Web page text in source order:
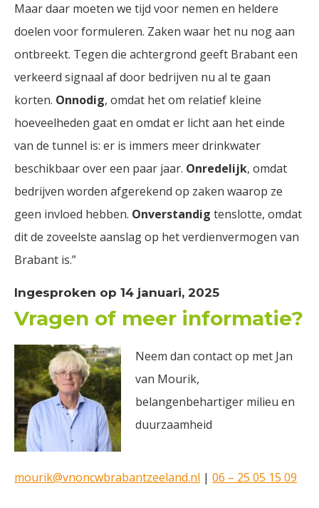
Maar daar moeten we tijd voor nemen en heldere
doelen voor formuleren. Zaken waar het nu nog aan
ontbreekt. Tegen die achtergrond geeft Brabant een
verkeerd signaal af door bedrijven nu al te gaan
korten. Onnodig, omdat het om relatief kleine
hoeveelheden gaat en omdat er licht aan het einde
van de tunnel is: er is immers meer drinkwater
beschikbaar over een paar jaar. Onredelijk, omdat
bedrijven worden afgerekend op zaken waarop ze
geen invloed hebben. Onverstandig tenslotte, omdat
dit de zoveelste aanslag op het verdienvermogen van
Brabant is.”
Ingesproken op 14 januari, 2025
Vragen of meer informatie?
Neem dan contact op met Jan
van Mourik,
belangenbehartiger milieu en
duurzaamheid
mourik@vnoncwbrabantzeeland.nl | 06 – 25 05 15 09